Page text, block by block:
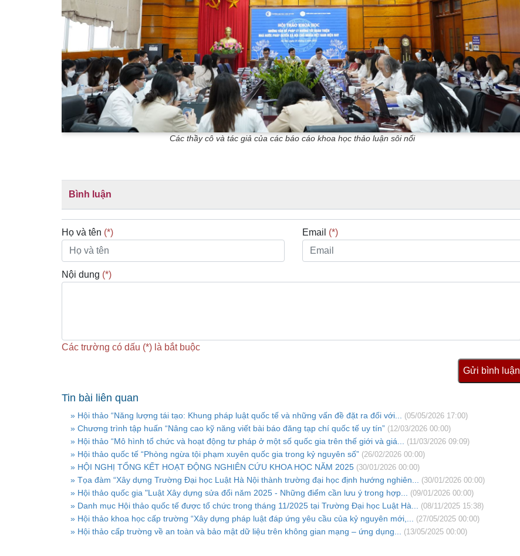
Các thầy cô và tác giả của các báo cáo khoa học thảo luận sôi nổi
Bình luận
Họ và tên (*) Email (*)
Nội dung (*)
Các trường có dấu (*) là bắt buộc
Gửi bình luận
Tin bài liên quan
» Hội thảo “Năng lượng tái tạo: Khung pháp luật quốc tế và những vấn đề đặt ra đối với... (05/05/2026 17:00)
» Chương trình tập huấn “Nâng cao kỹ năng viết bài báo đăng tạp chí quốc tế uy tín” (12/03/2026 00:00)
» Hội thảo “Mô hình tổ chức và hoạt động tư pháp ở một số quốc gia trên thế giới và giá... (11/03/2026 09:09)
» Hội thảo quốc tế “Phòng ngừa tội phạm xuyên quốc gia trong kỷ nguyên số” (26/02/2026 00:00)
» HỘI NGHỊ TỔNG KẾT HOẠT ĐỘNG NGHIÊN CỨU KHOA HỌC NĂM 2025 (30/01/2026 00:00)
» Tọa đàm “Xây dựng Trường Đại học Luật Hà Nội thành trường đại học định hướng nghiên... (30/01/2026 00:00)
» Hội thảo quốc gia "Luật Xây dựng sửa đổi năm 2025 - Những điểm cần lưu ý trong hợp... (09/01/2026 00:00)
» Danh mục Hội thảo quốc tế được tổ chức trong tháng 11/2025 tại Trường Đại học Luật Hà... (08/11/2025 15:38)
» Hội thảo khoa học cấp trường “Xây dựng pháp luật đáp ứng yêu cầu của kỷ nguyên mới,... (27/05/2025 00:00)
» Hội thảo cấp trường về an toàn và bảo mật dữ liệu trên không gian mạng – ứng dụng... (13/05/2025 00:00)